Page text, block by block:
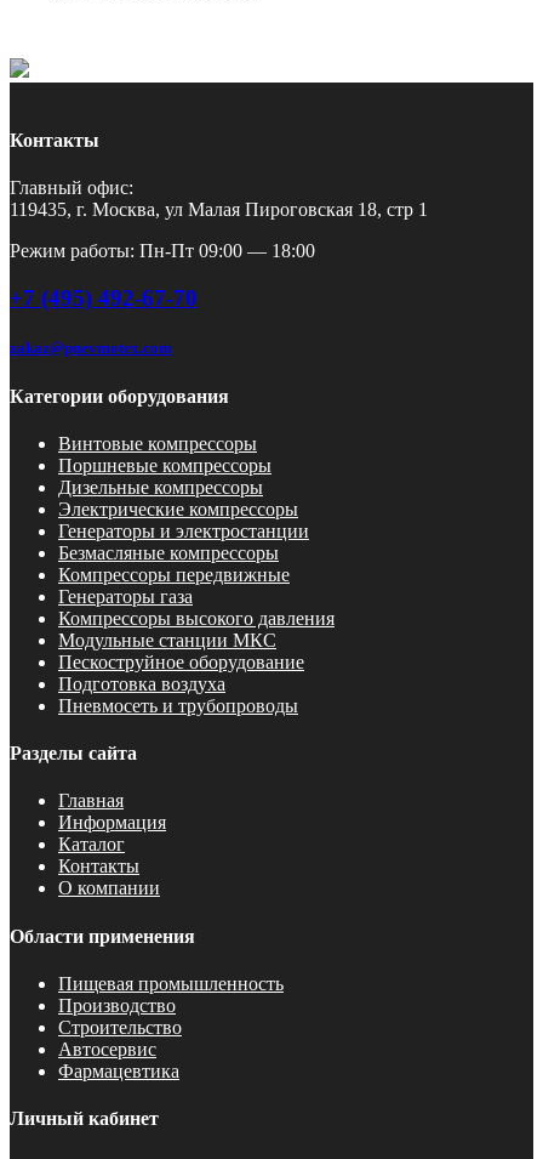
Контакты
Главный офис:
119435, г. Москва, ул Малая Пироговская 18, стр 1
Режим работы: Пн-Пт 09:00 — 18:00
+7 (495) 492-67-70
zakaz@pnevmotex.com
Категории оборудования
Винтовые компрессоры
Поршневые компрессоры
Дизельные компрессоры
Электрические компрессоры
Генераторы и электростанции
Безмасляные компрессоры
Компрессоры передвижные
Генераторы газа
Компрессоры высокого давления
Модульные станции МКС
Пескоструйное оборудование
Подготовка воздуха
Пневмосеть и трубопроводы
Разделы сайта
Главная
Информация
Каталог
Контакты
О компании
Области применения
Пищевая промышленность
Производство
Строительство
Автосервис
Фармацевтика
Личный кабинет